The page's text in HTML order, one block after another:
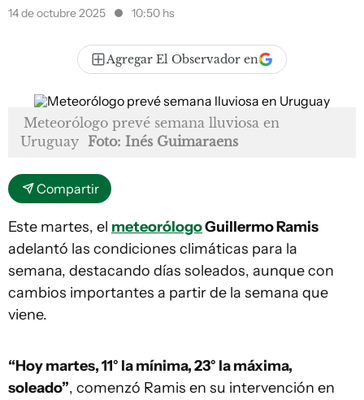
14 de octubre 2025 10:50 hs
Agregar El Observador en
Meteorólogo prevé semana lluviosa en
Uruguay Foto: Inés Guimaraens
Compartir
Este martes, el meteorólogoGuillermo Ramis
adelantó las condiciones climáticas para la
semana, destacando días soleados, aunque con
cambios importantes a partir de la semana que
viene.
“Hoy martes, 11° la mínima, 23° la máxima,
soleado”, comenzó Ramis en su intervención en